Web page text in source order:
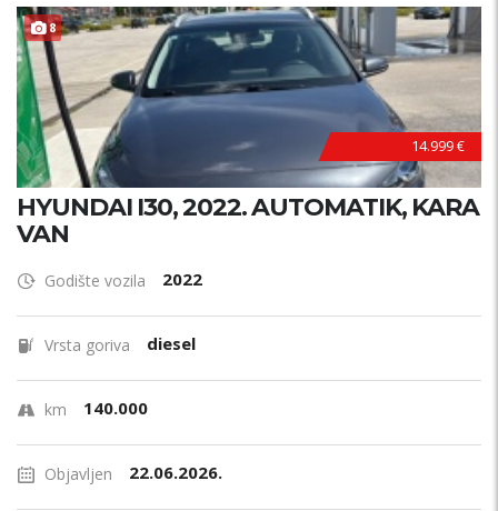
8
14.999 €
HYUNDAI I30, 2022. AUTOMATIK, KARA
VAN
Godište vozila 2022
Vrsta goriva diesel
km 140.000
Objavljen 22.06.2026.